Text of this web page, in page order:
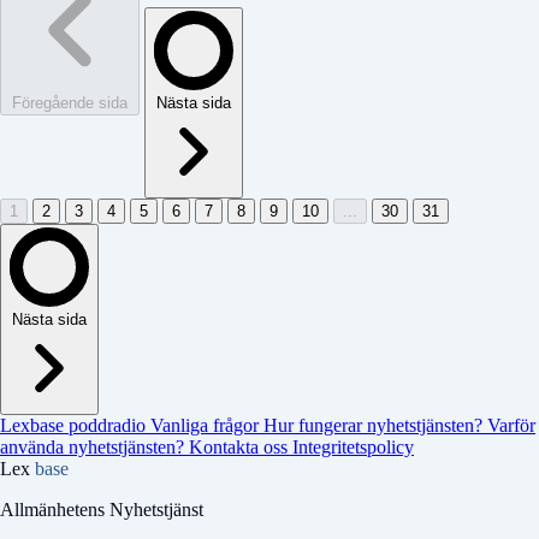
Föregående sida Nästa sida
1 2 3 4 5 6 7 8 9 10 ... 30 31
Nästa sida
Lexbase poddradio Vanliga frågorHur fungerar nyhetstjänsten? Varför
använda nyhetstjänsten? Kontakta oss Integritetspolicy
Lex base
Allmänhetens Nyhetstjänst